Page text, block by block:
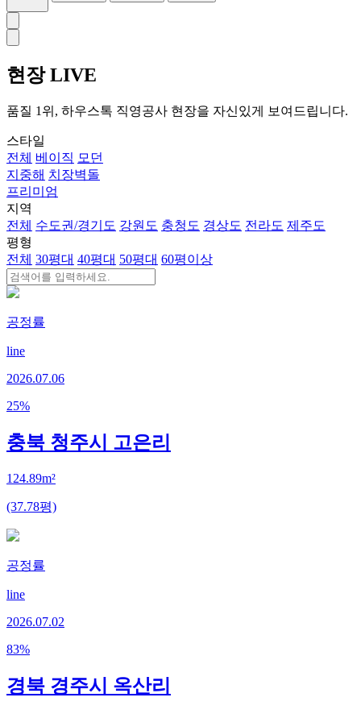
현장 LIVE
품질 1위, 하우스톡 직영공사 현장을 자신있게 보여드립니다.
스타일
전체
베이직 모던
지중해 치장벽돌
프리미엄
지역
전체
수도권/경기도 강원도 충청도 경상도 전라도 제주도
평형
전체 30평대 40평대 50평대 60평이상
공정률
line
2026.07.06
25%
충북 청주시 고은리
124.89m²
(37.78평)
공정률
line
2026.07.02
83%
경북 경주시 옥산리